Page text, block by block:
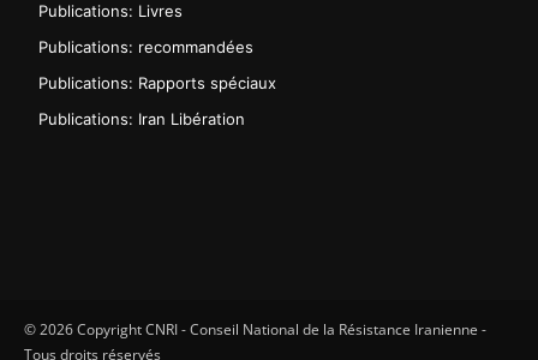
Publications: Livres
Publications: recommandées
Publications: Rapports spéciaux
Publications: Iran Libération
© 2026 Copyright CNRI - Conseil National de la Résistance Iranienne -
Tous droits réservés